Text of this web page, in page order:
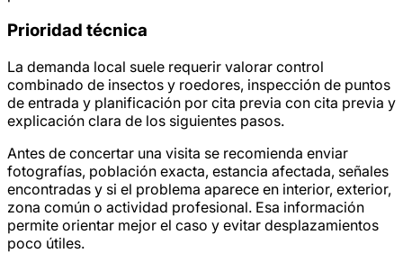
Prioridad técnica
La demanda local suele requerir valorar control
combinado de insectos y roedores, inspección de puntos
de entrada y planificación por cita previa con cita previa y
explicación clara de los siguientes pasos.
Antes de concertar una visita se recomienda enviar
fotografías, población exacta, estancia afectada, señales
encontradas y si el problema aparece en interior, exterior,
zona común o actividad profesional. Esa información
permite orientar mejor el caso y evitar desplazamientos
poco útiles.